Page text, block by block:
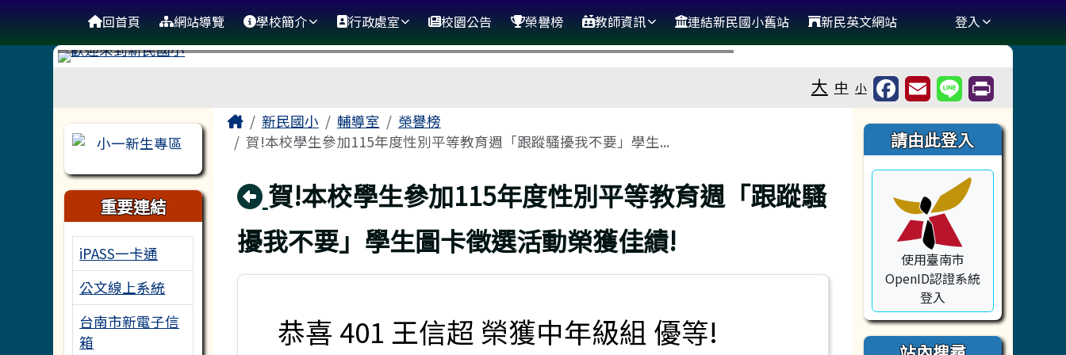
台南市新民國小
導覽列 回首頁 網站導覽 學校簡介 行政處室 校園公告 榮譽榜 教師資訊 連結新民國小舊站 新民英文網站 登入
⏸
大 中 小
左邊區域內容
重要連結
iPASS一卡通
公文線上系統
台南市新電子信
箱
主內容區域
Home新民國小 輔導室
榮譽榜
賀!本校學生參加115年度性別平等教育週「跟蹤騷擾我不要」學生...
回上頁
賀!本校學生參加115年度性別平等教育週「跟蹤騷
擾我不要」學生圖卡徵選活動榮獲佳績!
恭喜 401 王信超 榮獲中年級組 優等!
右邊區域內容
請由此登入
使用臺南市
OpenID認證系統
登入
頁尾區域